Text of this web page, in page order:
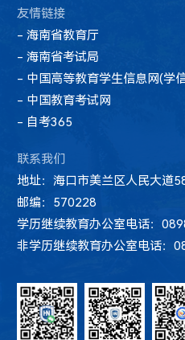
友情链接
- 海南省教育厅
- 海南省考试局
- 中国高等教育学生信息网(学
- 中国教育考试网
- 自考365
联系我们
地址：海口市美兰区人民大道
邮编：570228
学历继续教育办公室电话：
非学历继续教育办公室电话：